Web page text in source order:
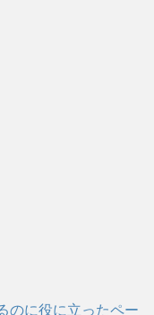
のに役に立ったペー